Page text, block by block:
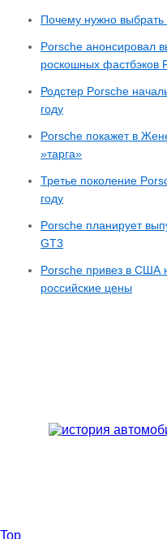
Почему нужно выбрать
Porsche анонсировал
роскошных фастбэков
Родстер Porsche
году
Porsche покажет в
»тарга»
Третье поколение
году
Porsche планирует
GT3
Porsche привез в США
российские цены
Top